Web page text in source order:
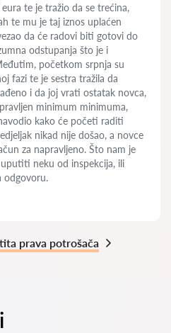
te je tražio da se trećina,
te mu je taj iznos uplaćen
da će radovi biti gotovi do
odstupanja što je i
početkom srpnja su
fazi te je sestra tražila da
i da joj vrati ostatak novca,
minimum minimuma,
kako će početi raditi
nikad nije došao, a novce
za napravljeno. Što nam je
neku od inspekcija, ili
odgovoru.
prava potrošača